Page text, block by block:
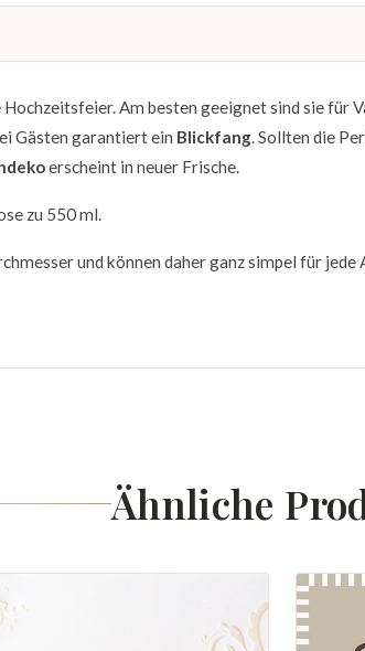
Am besten geeignet sind sie für
Gästen garantiert ein Blickfang. Sollten die
erscheint in neuer Frische.
zu 550 ml.
und können daher ganz simpel für
Ähnliche